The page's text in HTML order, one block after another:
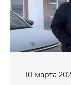
10 марта